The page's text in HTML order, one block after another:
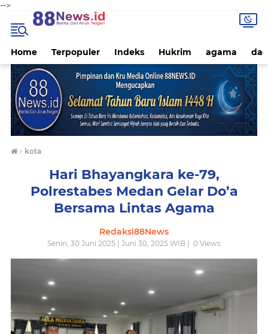
-->
Home Terpopuler Indeks Hukrim agama
› kota
Hari Bhayangkara ke-79,
Polrestabes Medan Gelar Do’a
Bersama Lintas Agama
Redaksi88News
Senin, 30 Juni 2025 | Juni 30, 2025 WIB | 0 Views